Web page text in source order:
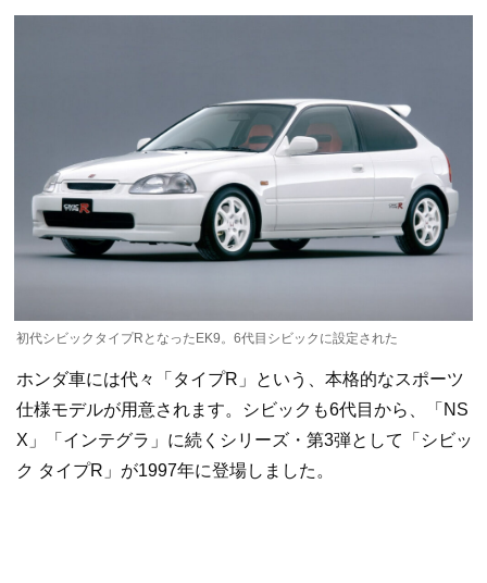
初代シビックタイプRとなったEK9。6代目シビックに設定された
ホンダ車には代々「タイプR」という、本格的なスポーツ
仕様モデルが用意されます。シビックも6代目から、「NS
X」「インテグラ」に続くシリーズ・第3弾として「シビッ
ク タイプR」が1997年に登場しました。